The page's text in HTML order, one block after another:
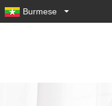
Burmese